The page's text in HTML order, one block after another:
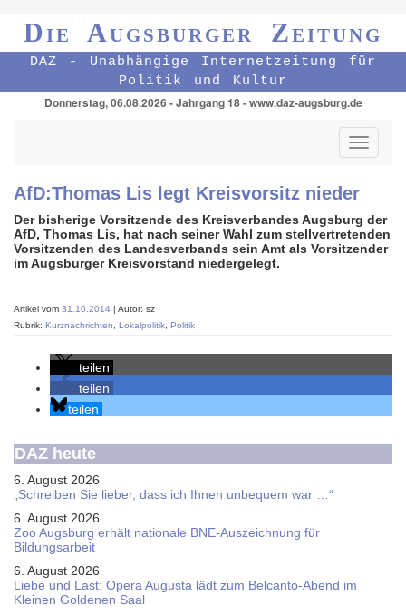
Die Augsburger Zeitung
DAZ - Unabhängige Internetzeitung für
Politik und Kultur
Donnerstag, 06.08.2026 - Jahrgang 18 - www.daz-augsburg.de
Toggle
AfD:Thomas Lis legt Kreisvorsitz nieder
Der bisherige Vorsitzende des Kreisverbandes Augsburg der
AfD, Thomas Lis, hat nach seiner Wahl zum stellvertretenden
Vorsitzenden des Landesverbands sein Amt als Vorsitzender
im Augsburger Kreisvorstand niedergelegt.
Artikel vom 31.10.2014 | Autor: sz
Rubrik: Kurznachrichten Lokalpolitik Politik
teilen
teilen
teilen
DAZ heute
6. August 2026
„Schreiben Sie lieber, dass ich Ihnen unbequem war …“
6. August 2026
Zoo Augsburg erhält nationale BNE-Auszeichnung für
Bildungsarbeit
6. August 2026
Liebe und Last: Opera Augusta lädt zum Belcanto-Abend im
Kleinen Goldenen Saal